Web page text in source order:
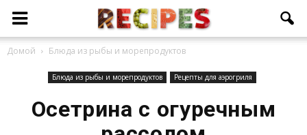
Домой Блюда из рыбы и морепродуктов
Блюда из рыбы и морепродуктов Рецепты для аэрогриля
Осетрина с огуречным